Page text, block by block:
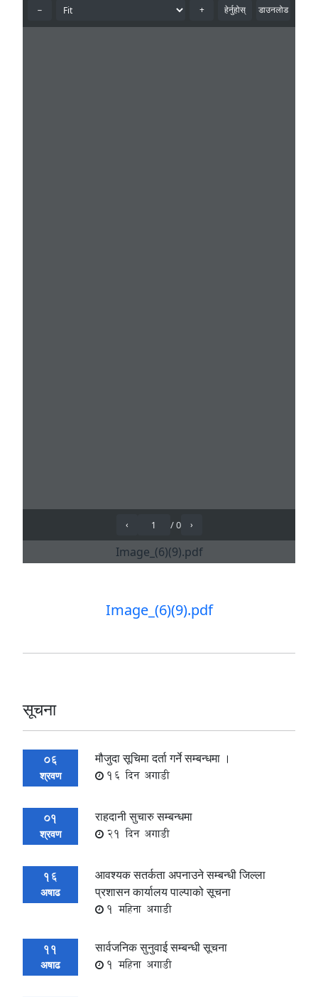
Image_(6)(9).pdf
सूचना
06
श्रवण
मौजुदा सूचिमा दर्ता गर्ने सम्बन्धमा ।
16 दिन अगाडी
01
श्रवण
राहदानी सुचारु सम्बन्धमा
21 दिन अगाडी
16
अषाढ
आवश्यक सतर्कता अपनाउने सम्बन्धी जिल्ला
प्रशासन कार्यालय पाल्पाको सूचना
1 महिना अगाडी
11
अषाढ
सार्वजनिक सुनुवाई सम्बन्धी सूचना
1 महिना अगाडी